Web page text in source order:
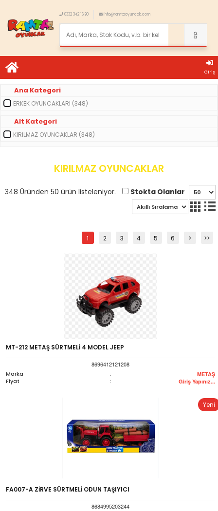
0332 342 16 90 info@ramtaoyuncak.com
Giriş
Ana Kategori
ERKEK OYUNCAKLARI (348)
Alt Kategori
KIRILMAZ OYUNCAKLAR (348)
KIRILMAZ OYUNCAKLAR
348 Üründen 50 ürün listeleniyor. Stokta Olanlar
1 2 3 4 5 6 > >>
MT-212 METAŞ SÜRTMELİ 4 MODEL JEEP
8696412121208
Marka
: METAŞ
Fiyat : Giriş Yapınız...
Yeni
FA007-A ZİRVE SÜRTMELİ ODUN TAŞIYICI
8684995203244